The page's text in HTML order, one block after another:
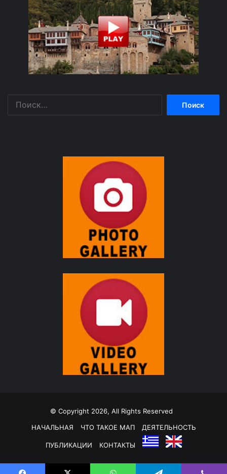
© Copyright 2026, All Rights Reserved
НАЧАЛЬНАЯ
ЧТО ТАКОЕ МАП ДЕЯТЕЛЬНОСТЬ
ПУБЛИКАЦИИ КОНТАКТЫ